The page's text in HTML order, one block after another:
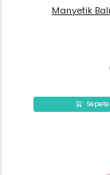
Manyetik